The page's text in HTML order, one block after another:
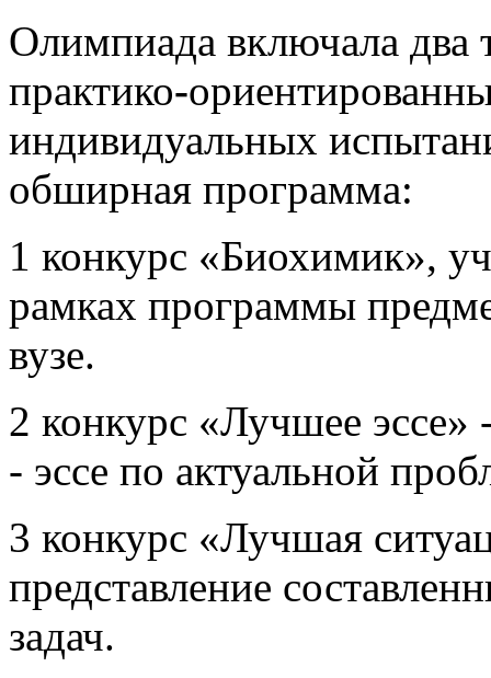
Олимпиада включала два
практико-
индивидуальных
обширная программа:
1 конкурс «Биохимик»,
рамках программы
вузе.
2 конкурс «Лучшее эссе»
- эссе по актуальной
3 конкурс «Лучшая
представление
задач.